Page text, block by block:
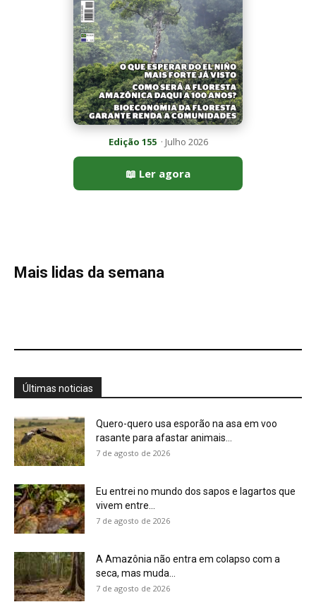
Mais lidas da semana
Últimas noticias
Quero-quero usa esporão na asa em voo
vivem entre...
Conhecer uma planta é muito mais do que
7 de agosto de 2026
7 de agosto de 2026